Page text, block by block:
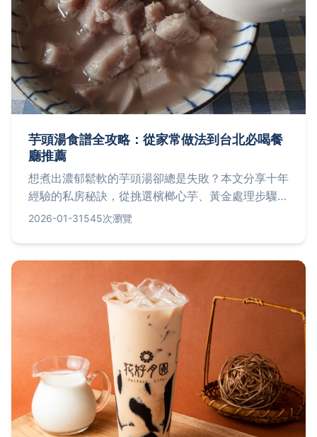
芋頭湯食譜全攻略：從家常做法到台北必喝餐
廳推薦
想煮出濃郁鬆軟的芋頭湯卻總是失敗？本文分享十年
經驗的私房秘訣，從挑選檳榔心芋、黃金處理步驟到
完美湯頭比例一次公開，並嚴選三家台北人氣芋頭湯
2026-01-31545次瀏覽